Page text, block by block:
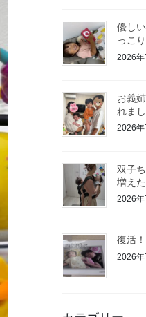
優し
っこ
2026年
お義
れま
2026年
双子
増え
2026年
復活
2026年